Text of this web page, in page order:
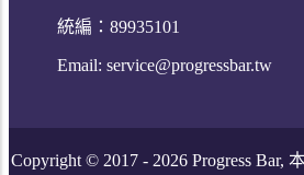
統編：89935101
Email: service@progressbar.tw
Copyright © 2017 - 2026Progress Bar,